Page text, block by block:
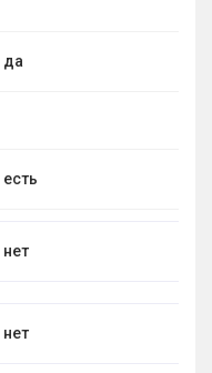
да
есть
нет
нет